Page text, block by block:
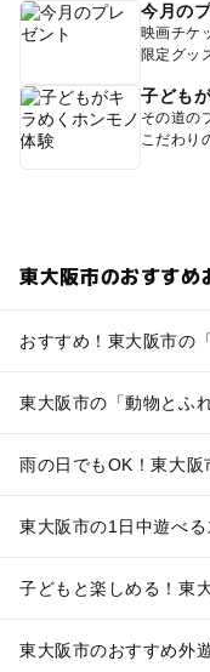
今月の
映画チケ
限定グッ
子ども
その道の
こだわり
東大阪市のおすすめ
おすすめ！東大阪市の
東大阪市の「動物とふ
雨の日でもOK！東大阪
東大阪市の1日中遊べる
子どもと楽しめる！東
東大阪市のおすすめ外